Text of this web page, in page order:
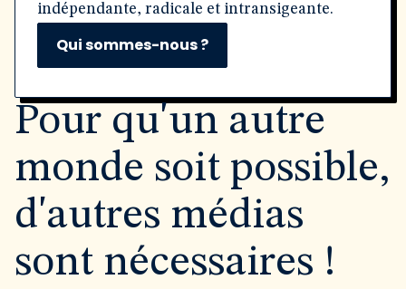
indépendante, radicale et intransigeante.
Qui sommes-nous ?
Pour qu'un autre
monde soit possible,
d'autres médias
sont nécessaires !